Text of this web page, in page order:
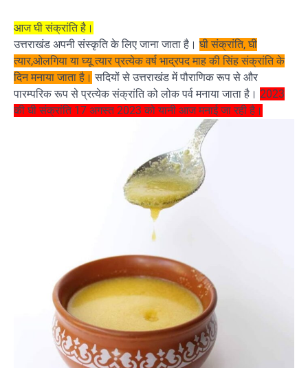
आज घी संक्रांति है।
उत्तराखंड अपनी संस्कृति के लिए जाना जाता है।घी संक्रांति, घी
त्यार,ओलगिया या घ्यू त्यार प्रत्येक वर्ष भाद्रपद माह की सिंह संक्रांति के
दिन मनाया जाता है। सदियों से उत्तराखंड में पौराणिक रूप से और
पारम्परिक रूप से प्रत्येक संक्रांति को लोक पर्व मनाया जाता है। 2023
की घी संक्रांति 17 अगस्त 2023 को यानी आज मनाई जा रही है।